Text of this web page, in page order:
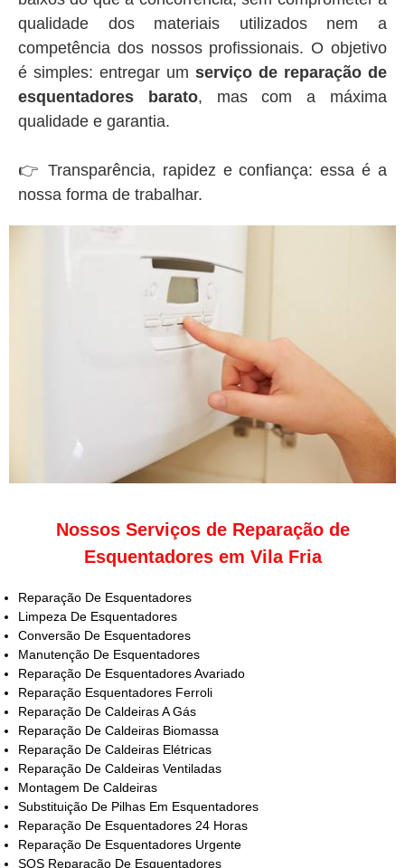
qualidade dos materiais utilizados nem a
competência dos nossos profissionais. O objetivo
é simples: entregar um serviço de reparação de
esquentadores barato, mas com a máxima
qualidade e garantia.
👉 Transparência, rapidez e confiança: essa é a
nossa forma de trabalhar.
Nossos Serviços de Reparação de
Esquentadores em Vila Fria
Reparação De Esquentadores
Limpeza De Esquentadores
Conversão De Esquentadores
Manutenção De Esquentadores
Reparação De Esquentadores Avariado
Reparação Esquentadores Ferroli
Reparação De Caldeiras A Gás
Reparação De Caldeiras Biomassa
Reparação De Caldeiras Elétricas
Reparação De Caldeiras Ventiladas
Montagem De Caldeiras
Substituição De Pilhas Em Esquentadores
Reparação De Esquentadores 24 Horas
Reparação De Esquentadores Urgente
SOS Reparação De Esquentadores